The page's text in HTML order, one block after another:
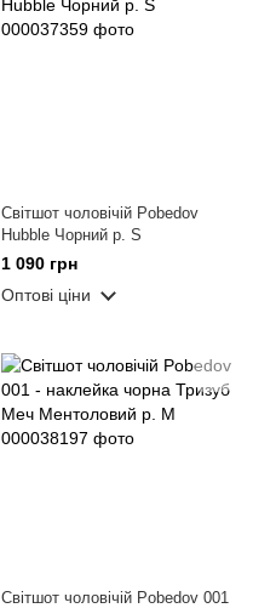
Світшот чоловічій Pobedov
Hubble Чорний р. S
1 090 грн
Оптові ціни
Світшот чоловічій Pobedov 001